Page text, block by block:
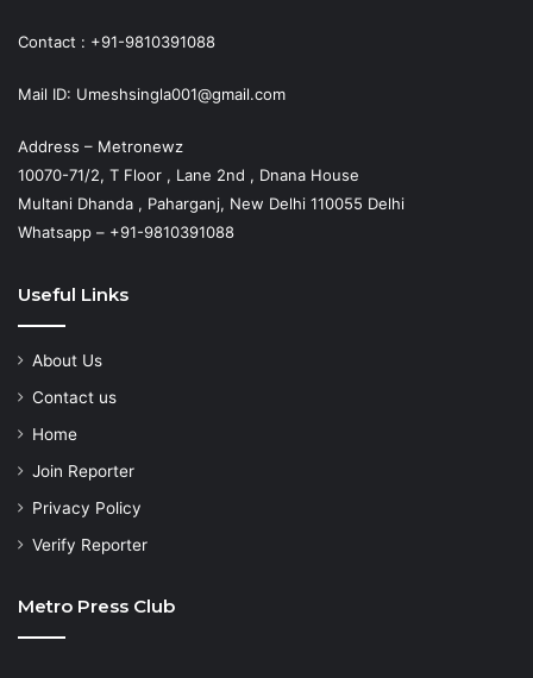
Contact : +91-9810391088
Mail ID: Umeshsingla001@gmail.com
Address – Metronewz
10070-71/2, T Floor , Lane 2nd , Dnana House
Multani Dhanda , Paharganj, New Delhi 110055 Delhi
Whatsapp – +91-9810391088
Useful Links
About Us
Contact us
Home
Join Reporter
Privacy Policy
Verify Reporter
Metro Press Club